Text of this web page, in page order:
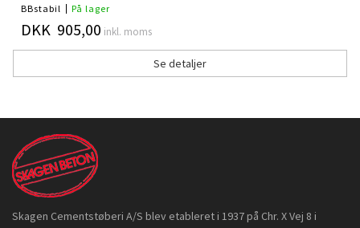
BBstabil På lager
DKK 905,00 inkl. moms
Se detaljer
Skagen Cementstøberi A/S blev etableret i 1937 på Chr. X Vej 8 i